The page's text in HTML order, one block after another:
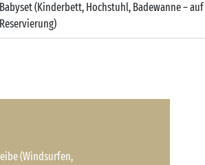
Babyset (Kinderbett, Hochstuhl, Badewanne – auf
Reservierung)
(Windsurfen,